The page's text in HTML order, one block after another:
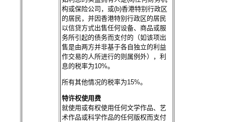
构或保险公司，或(b)香港特别行政区
的居民，并因香港特别行政区的居民
以信贷方式出售任何设备、商品或服
务所引起的债务而支付的（如该项出
售是由两方并非基于各自独立的利益
作交易的人所进行的则属例外），利
息的税率为10%。
所有其他情况的税率为15%。
特许权使用费
就使用或有权使用任何文学作品、艺
术作品或科学作品的任何版权而支付